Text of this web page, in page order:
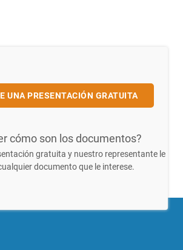
UNA PRESENTACIÓN GRATUITA
cómo son los documentos?
gratuita y nuestro representante le
documento que le interese.